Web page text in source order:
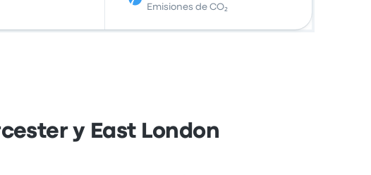
Emisiones de CO₂
y East London